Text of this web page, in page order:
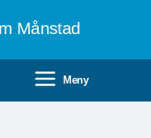
Månstad
Meny